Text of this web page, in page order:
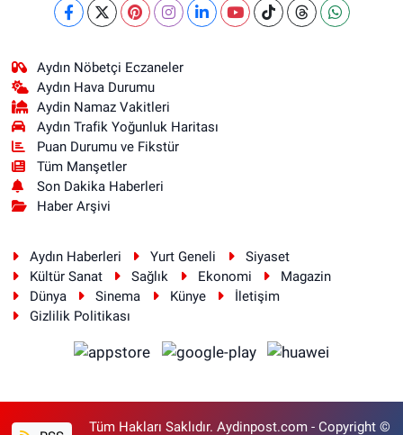
Aydın Nöbetçi Eczaneler
Aydın Hava Durumu
Aydin Namaz Vakitleri
Aydın Trafik Yoğunluk Haritası
Puan Durumu ve Fikstür
Tüm Manşetler
Son Dakika Haberleri
Haber Arşivi
Aydın Haberleri Yurt Geneli
Siyaset
Kültür Sanat
Sağlık Ekonomi
Magazin
Dünya
Sinema Künye
İletişim
Gizlilik Politikası
Tüm Hakları Saklıdır. Aydinpost.com - Copyright ©